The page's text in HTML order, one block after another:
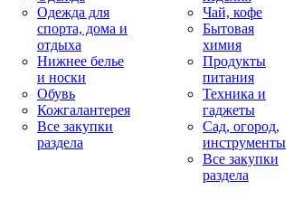
Одежда для
спорта, дома и
отдыха
Нижнее белье
и носки
Обувь
Кожгалантерея
Все закупки
раздела
Чай, кофе
Бытовая
химия
Продукты
питания
Техника и
гаджеты
Сад, огород,
инструменты
Все закупки
раздела